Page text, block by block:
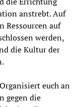
anstrebt. Auf
Ressourcen auf
werden,
die Kultur der
euch an
gegen die